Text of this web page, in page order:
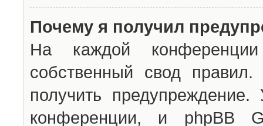
Почему я получил
На каждой конференции
собственный свод
получить
конференции, и phpBB